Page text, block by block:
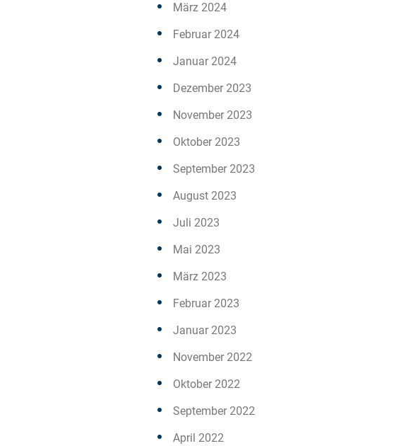
März 2024
Februar 2024
Januar 2024
Dezember 2023
November 2023
Oktober 2023
September 2023
August 2023
Juli 2023
Mai 2023
März 2023
Februar 2023
Januar 2023
November 2022
Oktober 2022
September 2022
April 2022